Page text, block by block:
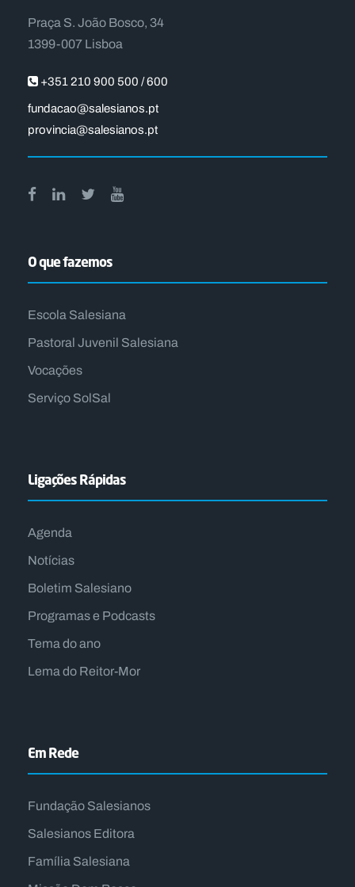
Praça S. João Bosco, 34
1399-007 Lisboa
+351 210 900 500 / 600
fundacao@salesianos.pt
provincia@salesianos.pt
O que fazemos
Escola Salesiana
Pastoral Juvenil Salesiana
Vocações
Serviço SolSal
Ligações Rápidas
Agenda
Notícias
Boletim Salesiano
Programas e Podcasts
Tema do ano
Lema do Reitor-Mor
Em Rede
Fundação Salesianos
Salesianos Editora
Família Salesiana